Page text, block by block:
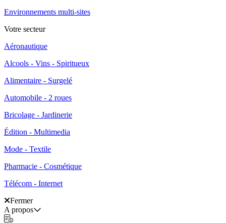
Environnements multi-sites
Votre secteur
Aéronautique
Alcools - Vins - Spiritueux
Alimentaire - Surgelé
Automobile - 2 roues
Bricolage - Jardinerie
Édition - Multimedia
Mode - Textile
Pharmacie - Cosmétique
Télécom - Internet
Fermer
A propos